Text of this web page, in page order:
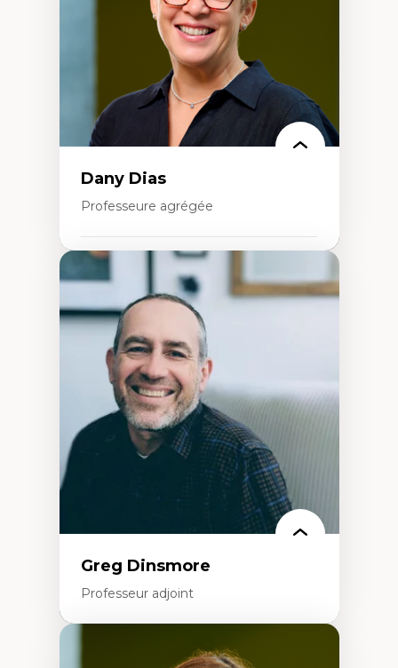
Mouvements sociaux
Théories de l’État
Dany Dias
Professeure agrégée
Pédagogies critiques et justice sociale
Éthique relationnelle et sollicitude en
éducation
Décolonisation et autochtonisation de la
formation à l’enseignement
Littératie et didactique du français
Éducation inclusive
Formation à l’enseignement en contexte
francophone minoritaire
Identité linguistique et culturelle
Recherche-action et approches
participatives
Leadership éducatif et pratiques réflexives
Éducation durable et bien-être en
Greg Dinsmore
Professeur adjoint